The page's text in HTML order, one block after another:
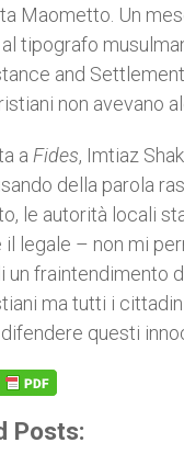
Maometto. Un
tipografo
and
non avevano
a Fides, ​Imtiaz
della parola
le autorità locali
il legale – non mi
un fraintendimento
ma tutti i
questi
Posts: